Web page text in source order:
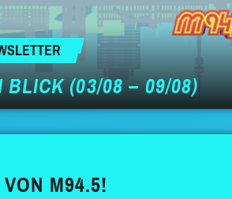
BLICK (03/08 – 09/08)
M94.5!